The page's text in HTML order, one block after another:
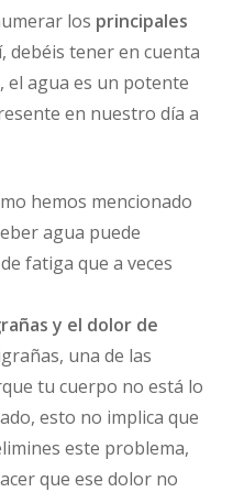
los principales
debéis tener en cuenta
el agua es un potente
en nuestro día a
hemos mencionado
agua puede
fatiga que a veces
y el dolor de
una de las
tu cuerpo no está lo
esto no implica que
este problema,
que ese dolor no